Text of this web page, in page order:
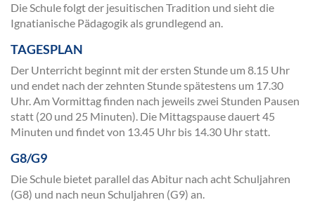
Die Schule folgt der jesuitischen Tradition und sieht die
Ignatianische Pädagogik als grundlegend an.
TAGESPLAN
Der Unterricht beginnt mit der ersten Stunde um 8.15 Uhr
und endet nach der zehnten Stunde spätestens um 17.30
Uhr. Am Vormittag finden nach jeweils zwei Stunden Pausen
statt (20 und 25 Minuten). Die Mittagspause dauert 45
Minuten und findet von 13.45 Uhr bis 14.30 Uhr statt.
G8/G9
Die Schule bietet parallel das Abitur nach acht Schuljahren
(G8) und nach neun Schuljahren (G9) an.